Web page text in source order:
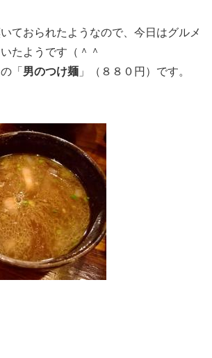
ておられたようなので、今日はグルメ
たようです（＾＾
「 男のつけ麺 」（８８０円）です。